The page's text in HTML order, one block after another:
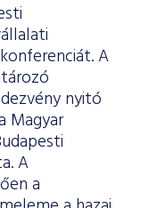
A
nyitó
Magyar
A
a